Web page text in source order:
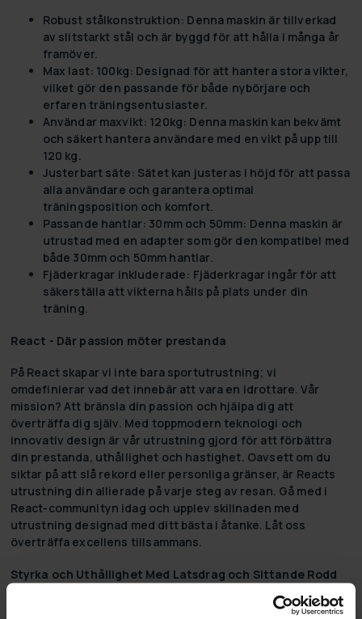
Robust stålkonstruktion: Denna maskin är tillverkad
av slitstarkt stål och är byggd för att hålla i många år
framöver.
Max last: 100kg: Designad för att hantera stora vikter,
vilket gör den passande för både nybörjare och
erfaren träningsentusiaster.
Användar maxvikt: 120kg: Denna maskin kan bekvämt
och säkert hantera användare med en vikt på upp till
120 kg.
Justerbart säte: Sätet kan justeras i höjd för att passa
alla användare och garantera optimal
träningsposition och komfort.
Passande hantlar: 30mm och 50mm: Denna maskin är
utrustad med en adapter som gör den kompatibel med
både 30mm och 50mm hantlar.
Fjäderkragar inkluderade: Fjäderkragar ingår för att
säkerställa att vikterna hålls på plats under din
träning.
React - Där passion möter prestanda
På React skapar vi inte bara sportutrustning; vi
omdefinierar vad det innebär att vara en idrottare. Vår
mission? Att bränsla din passion och hjälpa dig att
överträffa dig själv. Med toppmodern teknologi och
innovativ design är vår utrustning gjord för att förbättra
din prestanda, uthållighet och hastighet. Oavsett om du
siktar på att slå rekord eller personliga gränser, är Reacts
utrustning din allierade på varje steg av resan. Gå med i
React-communityn idag och upplev skillnaden med
utrustning designad med ditt bästa i åtanke. Låt oss
överträffa excellens tillsammans.
Styrka och Uthållighet Med Latsdrag och Sittande Rodd
, dessa typer av